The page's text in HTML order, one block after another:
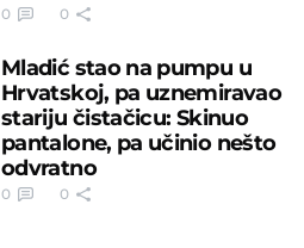
0 0
Mladić stao na pumpu u
Hrvatskoj, pa uznemiravao
stariju čistačicu: Skinuo
pantalone, pa učinio nešto
odvratno
0 0